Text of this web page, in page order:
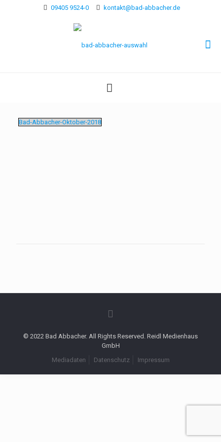
09405 9524-0 kontakt@bad-abbacher.de
Bad-Abbacher-Oktober-2018
© 2022 Bad Abbacher. All Rights Reserved. Reidl Medienhaus
GmbH
Mediadaten
Datenschutz Impressum